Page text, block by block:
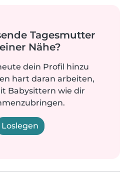
Tagesmutter
Nähe?
dein Profil hinzu
hart daran arbeiten,
Babysittern wie dir
Loslegen